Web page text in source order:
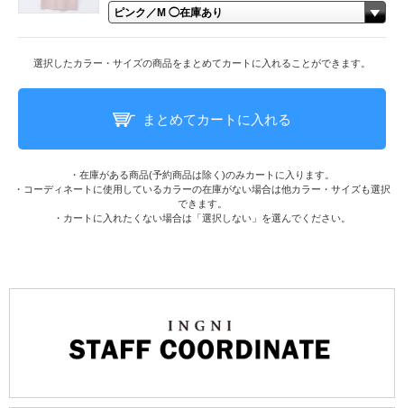
選択したカラー・サイズの商品をまとめてカートに入れることができます。
まとめてカートに入れる
・在庫がある商品(予約商品は除く)のみカートに入ります。
・コーディネートに使用しているカラーの在庫がない場合は他カラー・サイズも選択
できます。
・カートに入れたくない場合は「選択しない」を選んでください。